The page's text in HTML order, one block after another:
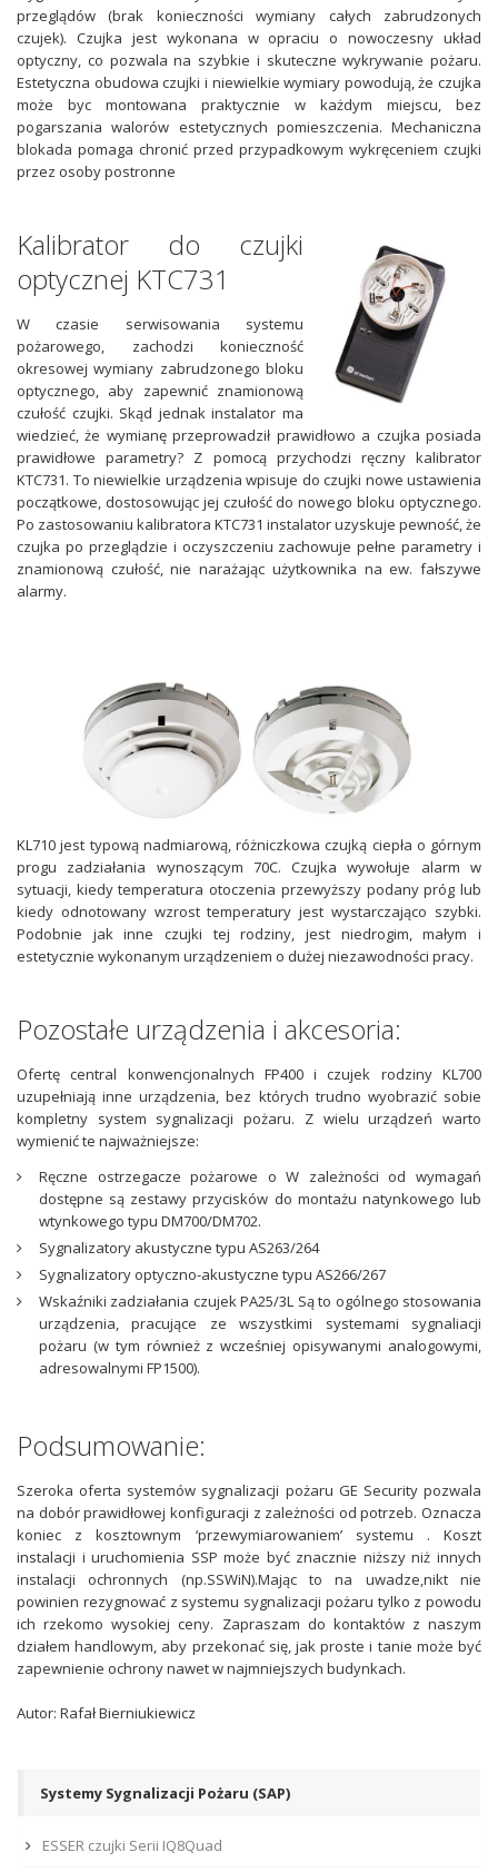
przeglądów (brak konieczności wymiany całych zabrudzonych
czujek). Czujka jest wykonana w opraciu o nowoczesny układ
optyczny, co pozwala na szybkie i skuteczne wykrywanie pożaru.
Estetyczna obudowa czujki i niewielkie wymiary powodują, że czujka
może byc montowana praktycznie w każdym miejscu, bez
pogarszania walorów estetycznych pomieszczenia. Mechaniczna
blokada pomaga chronić przed przypadkowym wykręceniem czujki
przez osoby postronne
Kalibrator do czujki
optycznej KTC731
W czasie serwisowania systemu
pożarowego, zachodzi konieczność
okresowej wymiany zabrudzonego bloku
optycznego, aby zapewnić znamionową
czułość czujki. Skąd jednak instalator ma
wiedzieć, że wymianę przeprowadził prawidłowo a czujka posiada
prawidłowe parametry? Z pomocą przychodzi ręczny kalibrator
KTC731. To niewielkie urządzenia wpisuje do czujki nowe ustawienia
początkowe, dostosowując jej czułość do nowego bloku optycznego.
Po zastosowaniu kalibratora KTC731 instalator uzyskuje pewność, że
czujka po przeglądzie i oczyszczeniu zachowuje pełne parametry i
znamionową czułość, nie narażając użytkownika na ew. fałszywe
alarmy.
KL710 jest typową nadmiarową, różniczkowa czujką ciepła o górnym
progu zadziałania wynoszącym 70C. Czujka wywołuje alarm w
sytuacji, kiedy temperatura otoczenia przewyższy podany próg lub
kiedy odnotowany wzrost temperatury jest wystarczająco szybki.
Podobnie jak inne czujki tej rodziny, jest niedrogim, małym i
estetycznie wykonanym urządzeniem o dużej niezawodności pracy.
Pozostałe urządzenia i akcesoria:
Ofertę central konwencjonalnych FP400 i czujek rodziny KL700
uzupełniają inne urządzenia, bez których trudno wyobrazić sobie
kompletny system sygnalizacji pożaru. Z wielu urządzeń warto
wymienić te najważniejsze:
Ręczne ostrzegacze pożarowe o W zależności od wymagań
dostępne są zestawy przycisków do montażu natynkowego lub
wtynkowego typu DM700/DM702.
Sygnalizatory akustyczne typu AS263/264
Sygnalizatory optyczno-akustyczne typu AS266/267
Wskaźniki zadziałania czujek PA25/3L Są to ogólnego stosowania
urządzenia, pracujące ze wszystkimi systemami sygnaliacji
pożaru (w tym również z wcześniej opisywanymi analogowymi,
adresowalnymi FP1500).
Podsumowanie:
Szeroka oferta systemów sygnalizacji pożaru GE Security pozwala
na dobór prawidłowej konfiguracji z zależności od potrzeb. Oznacza
koniec z kosztownym ‘przewymiarowaniem’ systemu . Koszt
instalacji i uruchomienia SSP może być znacznie niższy niż innych
instalacji ochronnych (np.SSWiN).Mając to na uwadze,nikt nie
powinien rezygnować z systemu sygnalizacji pożaru tylko z powodu
ich rzekomo wysokiej ceny. Zapraszam do kontaktów z naszym
działem handlowym, aby przekonać się, jak proste i tanie może być
zapewnienie ochrony nawet w najmniejszych budynkach.
Autor: Rafał Bierniukiewicz
Systemy Sygnalizacji Pożaru (SAP)
ESSER czujki Serii IQ8Quad